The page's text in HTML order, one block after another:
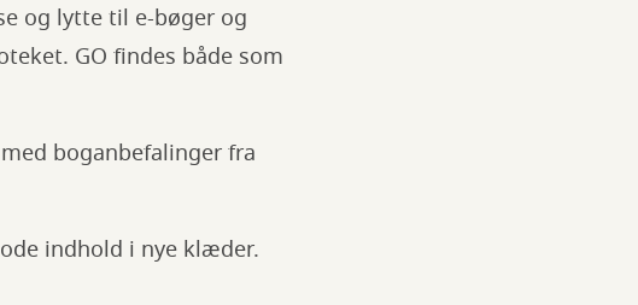
og lytte til e-bøger og
GO findes både som
boganbefalinger fra
indhold i nye klæder.